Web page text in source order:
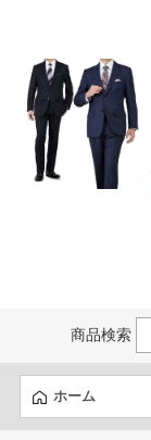
商品検索
ホーム